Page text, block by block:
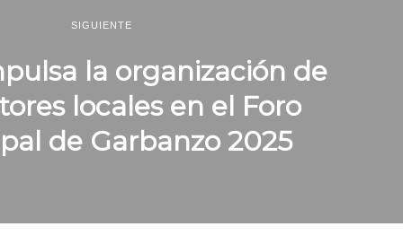
SIGUIENTE
la organización de
locales en el Foro
de Garbanzo 2025